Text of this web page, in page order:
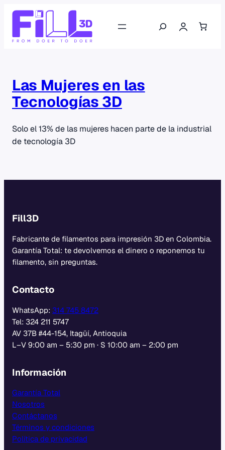
Saltar
contenido
Buscar
Las Mujeres en las
Tecnologías 3D
Solo el 13% de las mujeres hacen parte de la industrial
de tecnología 3D
Fill3D
Fabricante de filamentos para impresión 3D en Colombia.
Garantía Total: te devolvemos el dinero o reponemos tu
filamento, sin preguntas.
Contacto
WhatsApp: 314 745 8472
Tel: 324 211 5747
AV 37B #44-154, Itagüí, Antioquia
L–V 9:00 am – 5:30 pm · S 10:00 am – 2:00 pm
Información
Garantía Total
Nosotros
Contáctanos
Términos y condiciones
Política de privacidad